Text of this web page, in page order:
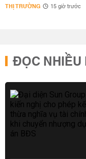
THỊ TRƯỜNG 15 giờ trước
ĐỌC NHIỀU